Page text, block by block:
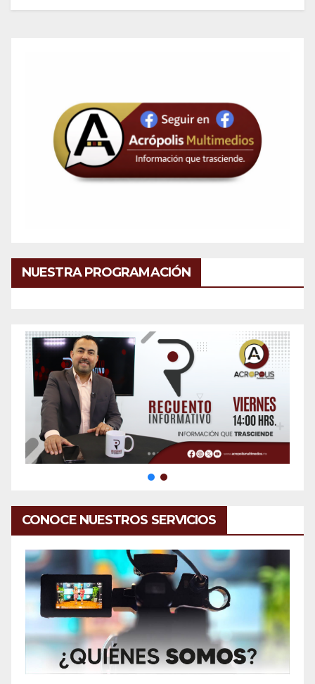
NUESTRA PROGRAMACIÓN
CONOCE NUESTROS SERVICIOS